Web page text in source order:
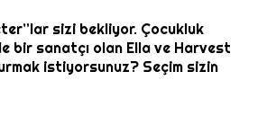
sizi bekliyor. Çocukluk
bir sanatçı olan Ella ve Harvest
istiyorsunuz? Seçim sizin